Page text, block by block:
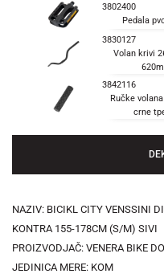
3802400
Pedala
3830127
Volan krivi
3842116
Ručke
crne
NAZIV: BICIKL CITY VENSSINI
KONTRA 155-178CM (S/M) SIVI
PROIZVODJAČ: VENERA BIKE
JEDINICA MERE: KOM